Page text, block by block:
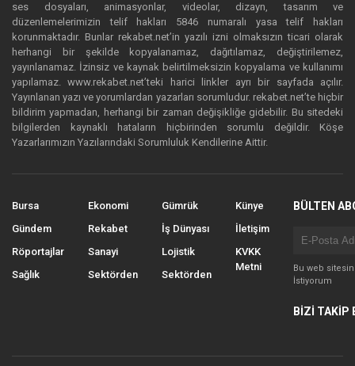
ses dosyaları, animasyonlar, videolar, dizayn, tasarım ve
düzenlemelerimizin telif hakları 5846 numaralı yasa telif hakları
korunmaktadır. Bunlar rekabet.net’in yazılı izni olmaksızın ticari olarak
herhangi bir şekilde kopyalanamaz, dağıtılamaz, değiştirilemez,
yayınlanamaz. İzinsiz ve kaynak belirtilmeksizin kopyalama ve kullanımı
yapılamaz. www.rekabet.net’teki harici linkler ayrı bir sayfada açılır.
Yayınlanan yazı ve yorumlardan yazarları sorumludur. rekabet.net’te hiçbir
bildirim yapmadan, herhangi bir zaman değişikliğe gidebilir. Bu sitedeki
bilgilerden kaynaklı hataların hiçbirinden sorumlu değildir. Köşe
Yazarlarımızın Yazılarındaki Sorumluluk Kendilerine Aittir.
Bursa
Gündem
Röportajlar
Sağlık
Ekonomi
Rekabet
Sanayi
Sektörden
Gümrük
İş Dünyası
Lojistik
Sektörden
Künye
İletişim
KVKK
Metni
BÜLTEN
Bu web
İstiyorum
BİZİ TAKİP